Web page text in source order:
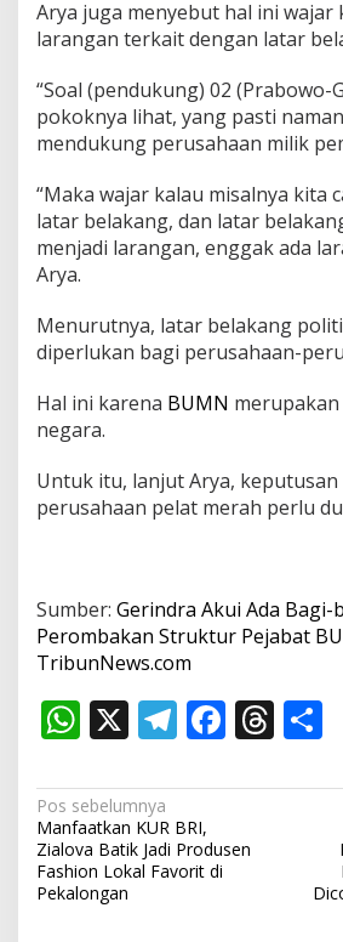
Arya juga menyebut hal ini wajar
larangan terkait dengan latar
“Soal (pendukung) 02 (Prabowo-
pokoknya lihat, yang pasti
mendukung perusahaan milik
“Maka wajar kalau misalnya kita
latar belakang, dan latar
menjadi larangan, enggak ada
Arya.
Menurutnya, latar belakang
diperlukan bagi perusahaan-
Hal ini karena BUMN
negara.
Untuk itu, lanjut Arya,
perusahaan pelat merah perlu
Sumber: Gerindra Akui Ada Bagi-
Perombakan Struktur Pejabat
TribunNews.com
W
at
s
A
p
X T
e
gr
a
F
e
b
T
re
e
N
a
v
Pos sebelumnya
Manfaatkan KUR BRI,
Zialova Batik Jadi Produsen
Fashion Lokal Favorit di
Pekalongan